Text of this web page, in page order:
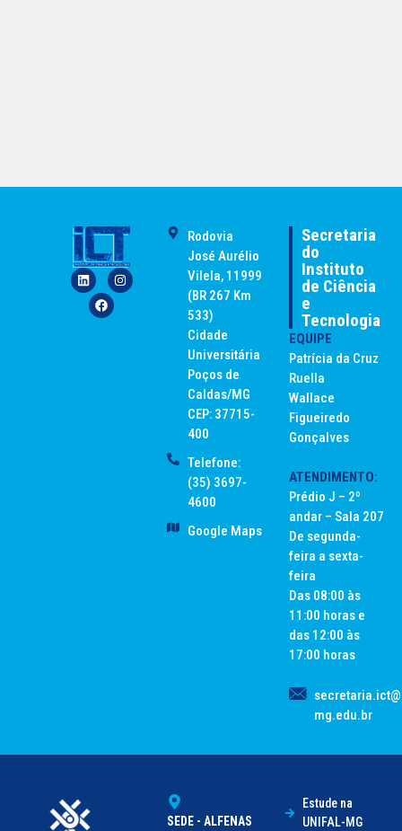
Rodovia
José Aurélio
Vilela, 11999
(BR 267 Km
533)
Cidade
Universitária
Poços de
Caldas/MG
CEP: 37715-
400
Telefone:
(35) 3697-
4600
Google Maps
Secretaria
do
Instituto
de Ciência
e
Tecnologia
EQUIPE
Patrícia da Cruz
Ruella
Wallace
Figueiredo
Gonçalves
ATENDIMENTO:
Prédio J – 2º
andar – Sala 207
De segunda-
feira a sexta-
feira
Das 08:00 às
11:00 horas e
das 12:00 às
17:00 horas
mg.edu.br
SEDE - ALFENAS
Estude na
UNIFAL-MG